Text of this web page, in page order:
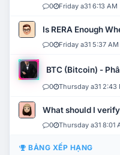
0 Friday a31 6:13 AM
Is RERA Enough
0 Friday a31 5:37 AM
BTC (Bitcoin) -
0 Thursday a31 2:43
What should I
0 Thursday a31 8:01
BẢNG XẾP HẠNG